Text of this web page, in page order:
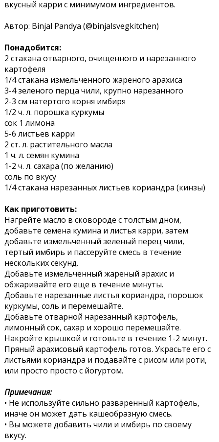
вкусный карри с минимумом ингредиентов.
Автор: Binjal Pandya (@binjalsvegkitchen)
Понадобится:
2 стакана отварного, очищенного и нарезанного
картофеля
1/4 стакана измельченного жареного арахиса
3-4 зеленого перца чили, крупно нарезанного
2-3 см натертого корня имбиря
1/2 ч. л. порошка куркумы
сок 1 лимона
5-6 листьев карри
2 ст. л. растительного масла
1 ч. л. семян кумина
1-2 ч. л. сахара (по желанию)
соль по вкусу
1/4 стакана нарезанных листьев кориандра (кинзы)
Как приготовить:
Нагрейте масло в сковороде с толстым дном,
добавьте семена кумина и листья карри, затем
добавьте измельченный зеленый перец чили,
тертый имбирь и пассеруйте смесь в течение
нескольких секунд.
Добавьте измельченный жареный арахис и
обжаривайте его еще в течение минуты.
Добавьте нарезанные листья кориандра, порошок
куркумы, соль и перемешайте.
Добавьте отварной нарезанный картофель,
лимонный сок, сахар и хорошо перемешайте.
Накройте крышкой и готовьте в течение 1-2 минут.
Пряный арахисовый картофель готов. Украсьте его с
листьями кориандра и подавайте с рисом или роти,
или просто просто с йогуртом.
Примечания:
• Не используйте сильно разваренный картофель,
иначе он может дать кашеобразную смесь.
• Вы можете добавить чили и имбирь по своему
вкусу.